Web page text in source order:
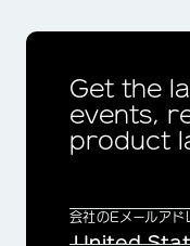
Get the
events,
product
会社のEメールアド